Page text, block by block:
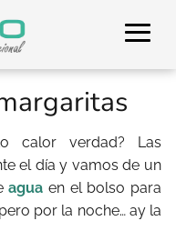
calor verdad?
Las
el día y vamos de un
agua en el bolso para
por la noche… ay la